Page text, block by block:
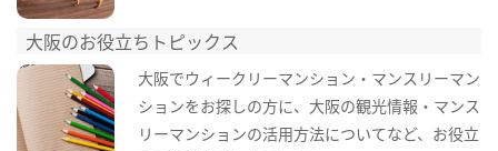
大阪のお役立ちトピックス
大阪でウィークリーマンション・マンスリーマン
ションをお探しの方に、大阪の観光情報・マンス
リーマンションの活用方法についてなど、お役立